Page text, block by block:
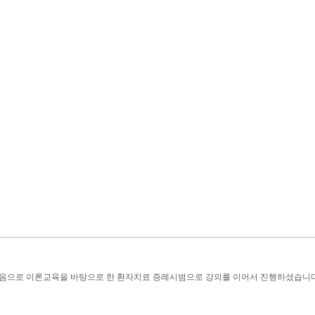
으로 이론교육을 바탕으로 한 환자치료 증례시범으로 강의를 이어서 진행하셨습니